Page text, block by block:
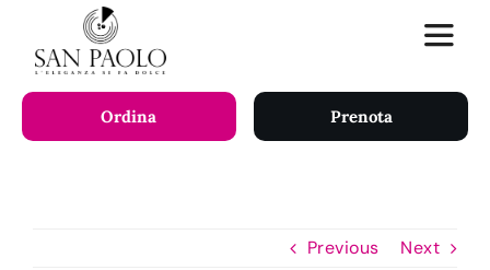
content
Toggle
Ordina Prenota
Previous Next